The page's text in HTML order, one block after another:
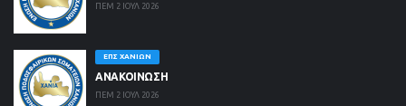
ΠΕΜ 2 ΙΟΥΛ 2026
ΕΠΣ ΧΑΝΊΩΝ
ΑΝΑΚΟΙΝΩΣΗ
ΠΕΜ 2 ΙΟΥΛ 2026